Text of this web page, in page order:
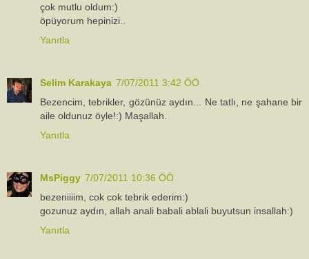
çok mutlu oldum:)
öpüyorum hepinizi..
Yanıtla
Selim Karakaya 7/07/2011 3:42 ÖÖ
Bezencim, tebrikler, gözünüz aydın... Ne tatlı, ne şahane bir
aile oldunuz öyle!:) Maşallah.
Yanıtla
MsPiggy 7/07/2011 10:36 ÖÖ
bezeniiiim, cok cok tebrik ederim:)
gozunuz aydın, allah anali babali ablali buyutsun insallah:)
Yanıtla